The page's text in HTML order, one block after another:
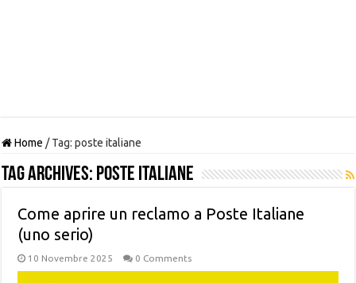
Home / Tag:poste italiane
Tag Archives: poste italiane
Come aprire un reclamo a Poste Italiane
(uno serio)
10 Novembre 2025 0 Comments